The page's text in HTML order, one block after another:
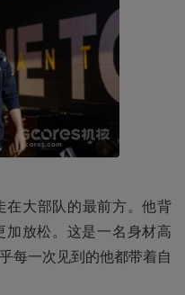
大部队的最前方。他背
放松。这是一名身材高
每一次见到的他都带着自